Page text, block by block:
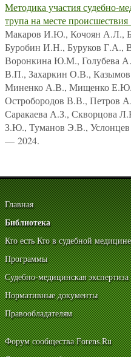
Методика участия судебно-
трупа на месте
Макаров И.Ю., Кочоян А.Л.,
Буробин И.Н., Буруков
Воронкина Ю.М., Голубева
В.П., Захаркин О.В.,
Миненко А.В., Мищенко
Остробородов В.В., Петров
Саракаева А.З., Скворцова
З.Ю., Туманов Э.В.,
— 2024.
Главная
Библиотека
Кто есть Кто в судебной медицине
Программы
Судебно-медицинская
Нормативные документы
Правообладателям
Форум сообщества Forens.Ru